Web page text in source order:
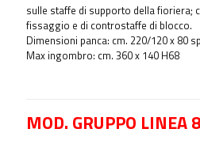
sulle staffe di supporto della fioriera;
fissaggio e di controstaffe di blocco.
Dimensioni panca: cm. 220/120 x 80
Max ingombro: cm. 360 x 140 H68
MOD. GRUPPO LINEA